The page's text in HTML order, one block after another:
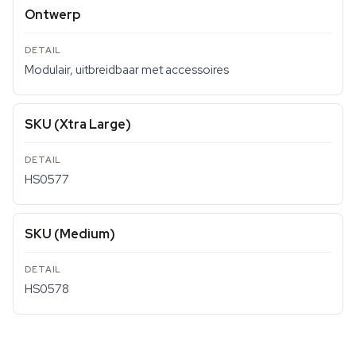
Ontwerp
Modulair, uitbreidbaar met accessoires
SKU (Xtra Large)
HS0577
SKU (Medium)
HS0578